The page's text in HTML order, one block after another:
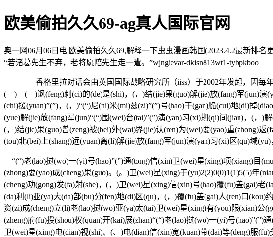
欧美偷拍久久69-ag真人国际官网
奥一网06月06日电:欧美偷拍久久69,解释一下虫虫漫画韩国(2023.4.2最新
“若诸葛先生不弃，老将愿陪先生走一遭。”wjngievar-dkisn813wt1-tybpkboo
香格里拉对话会由英国国际战略研究所（iiss）于2002年发起，因每年
( ) ( )讽(feng)刺(ci)的(de)是(shi)，(，)结(jie)果(guo)解(jie)放(fang)军(jun)演
(chi)援(yuan)”(”)，(，)“(“)尼(ni)米(mi)兹(zi)”(”)号(hao)干(gan)脆(cui)地(di)掉
(yue)解(jie)放(fang)军(jun)“(“)围(wei)台(tai)”(”)演(yan)习(xi)期(qi)间(jian)，(，)
(，)结(jie)果(guo)曾(zeng)被(bei)外(wai)界(jie)认(ren)为(wei)要(yao)重(zhong)返
(tou)北(bei)上(shang)远(yuan)离(li)解(jie)放(fang)军(jun)演(yan)习(xi)区(qu)域
“(“)老(lao)挝(wo)一(yi)号(hao)”(”)通(tong)信(xin)卫(wei)星(xing)项(xiang)目
(zhong)要(yao)成(cheng)果(guo)。(。)卫(wei)星(xing)于(yu)2(2)0(0)1(1)5(5)年
(cheng)功(gong)发(fa)射(she)，(，)卫(wei)星(xing)信(xin)号(hao)覆(fu)盖(gai)
(da)利(li)亚(ya)大(da)部(bu)分(fen)地(di)区(qu)，(，)覆(fu)盖(gai)人(ren)口(kou)
资(zi)成(cheng)立(li)老(lao)挝(wo)亚(ya)太(tai)卫(wei)星(xing)有(you)限(xian)公
(zheng)府(fu)授(shou)权(quan)开(kai)展(zhan)“(“)老(lao)挝(wo)一(yi)号
卫(wei)星(xing)电(dian)视(shi)、(、)电(dian)信(xin)宽(kuan)带(dai)等(deng)服